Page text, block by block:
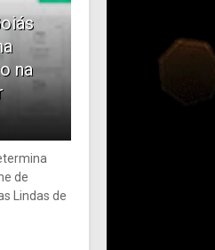
na
de
Lindas de